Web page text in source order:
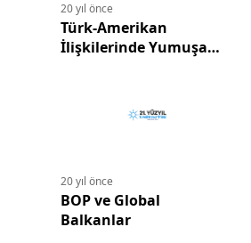
20 yıl önce
Türk-Amerikan
İlişkilerinde Yumuşama
20 yıl önce
BOP ve Global
Balkanlar